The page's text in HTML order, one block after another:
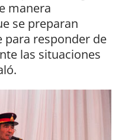
manera
se preparan
responder de
las situaciones